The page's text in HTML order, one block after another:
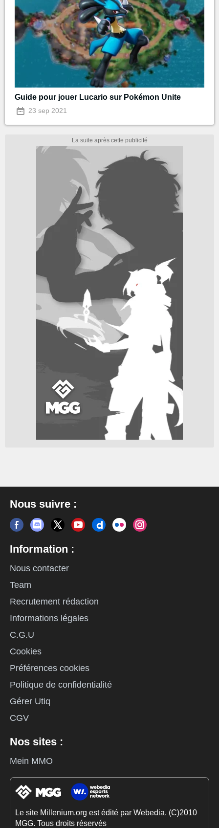
Guide pour jouer Lucario sur Pokémon Unite
23 sep 2021
Nous suivre :
Information :
Nous contacter
Team
Recrutement rédaction
Informations légales
C.G.U
Cookies
Préférences cookies
Politique de confidentialité
Gérer Utiq
CGV
Nos sites :
Mein MMO
Le site Millenium.org est édité par Webedia. (C)2010
MGG. Tous droits réservés